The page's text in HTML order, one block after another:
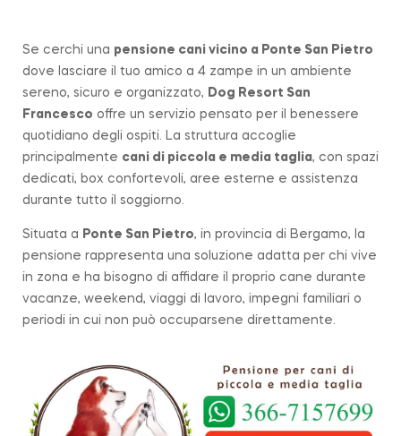
Se cerchi una pensione cani vicino a Ponte San Pietro
dove lasciare il tuo amico a 4 zampe in un ambiente
sereno, sicuro e organizzato, Dog Resort San
Francesco offre un servizio pensato per il benessere
quotidiano degli ospiti. La struttura accoglie
principalmente cani di piccola e media taglia, con spazi
dedicati, box confortevoli, aree esterne e assistenza
durante tutto il soggiorno.
Situata a Ponte San Pietro, in provincia di Bergamo, la
pensione rappresenta una soluzione adatta per chi vive
in zona e ha bisogno di affidare il proprio cane durante
vacanze, weekend, viaggi di lavoro, impegni familiari o
periodi in cui non può occuparsene direttamente.